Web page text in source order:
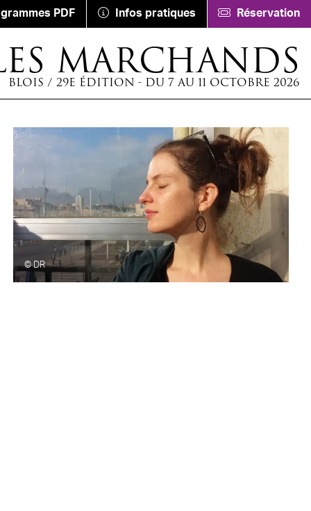
PDF Infos pratiques Réservation
MARCHANDS
BLOIS / 29E ÉDITION - DU 7 AU 11 OCTOBRE 2026
© DR